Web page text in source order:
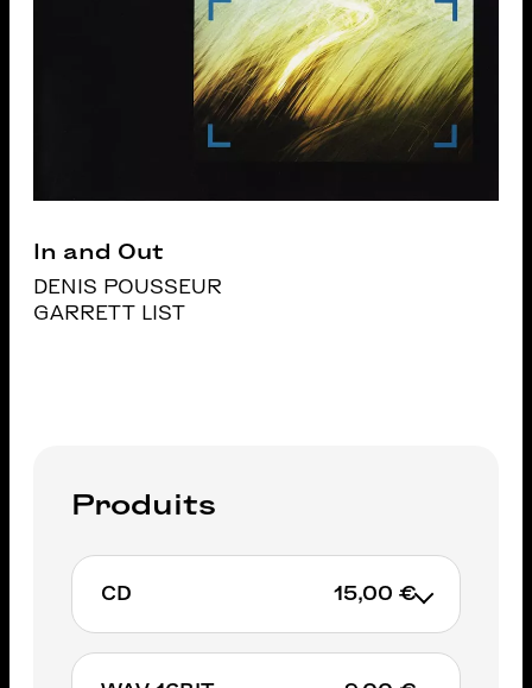
In and Out
DENIS POUSSEUR
GARRETT LIST
Produits
CD 15,00 €